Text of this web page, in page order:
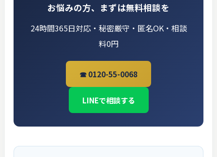
お悩みの方、まずは無料相談を
24時間365日対応・秘密厳守・匿名OK・相談
料0円
☎ 0120-55-0068
LINEで相談する